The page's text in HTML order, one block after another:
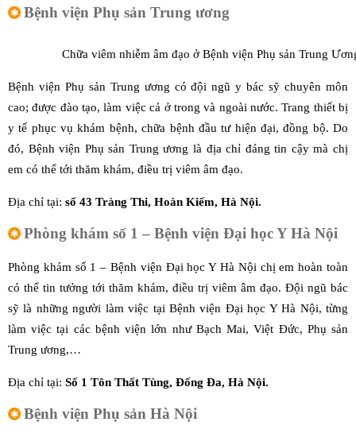
Bệnh viện Phụ sản Trung ương
Chữa viêm nhiễm âm đạo ở Bệnh viện Phụ sản Trung
Bệnh viện Phụ sản Trung ương có đội ngũ y bác sỹ chuyên môn
cao; được đào tạo, làm việc cả ở trong và ngoài nước. Trang thiết bị
y tế phục vụ khám bệnh, chữa bệnh đầu tư hiện đại, đồng bộ. Do
đó, Bệnh viện Phụ sản Trung ương là địa chỉ đáng tin cậy mà chị
em có thể tới thăm khám, điều trị viêm âm đạo.
Địa chỉ tại: số 43 Tràng Thi, Hoàn Kiếm, Hà Nội.
Phòng khám số 1 – Bệnh viện Đại học Y Hà Nội
Phòng khám số 1 – Bệnh viện Đại học Y Hà Nội chị em hoàn toàn
có thể tin tưởng tới thăm khám, điều trị viêm âm đạo. Đội ngũ bác
sỹ là những người làm việc tại Bệnh viện Đại học Y Hà Nội, từng
làm việc tại các bệnh viện lớn như Bạch Mai, Việt Đức, Phụ sản
Trung ương,…
Địa chỉ tại: Số 1 Tôn Thất Tùng, Đống Đa, Hà Nội.
Bệnh viện Phụ sản Hà Nội